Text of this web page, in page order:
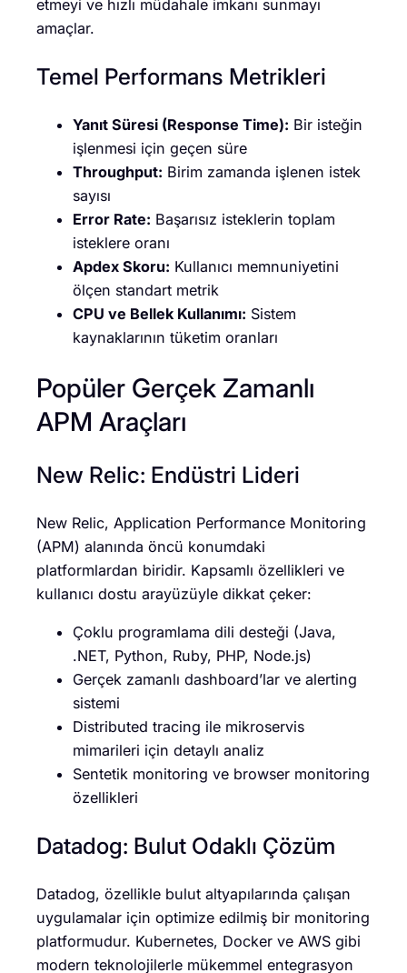
etmeyi ve hızlı müdahale imkanı sunmayı
amaçlar.
Temel Performans Metrikleri
Yanıt Süresi (Response Time): Bir isteğin
işlenmesi için geçen süre
Throughput: Birim zamanda işlenen istek
sayısı
Error Rate: Başarısız isteklerin toplam
isteklere oranı
Apdex Skoru: Kullanıcı memnuniyetini
ölçen standart metrik
CPU ve Bellek Kullanımı: Sistem
kaynaklarının tüketim oranları
Popüler Gerçek Zamanlı
APM Araçları
New Relic: Endüstri Lideri
New Relic, Application Performance Monitoring
(APM) alanında öncü konumdaki
platformlardan biridir. Kapsamlı özellikleri ve
kullanıcı dostu arayüzüyle dikkat çeker:
Çoklu programlama dili desteği (Java,
.NET, Python, Ruby, PHP, Node.js)
Gerçek zamanlı dashboard’lar ve alerting
sistemi
Distributed tracing ile mikroservis
mimarileri için detaylı analiz
Sentetik monitoring ve browser monitoring
özellikleri
Datadog: Bulut Odaklı Çözüm
Datadog, özellikle bulut altyapılarında çalışan
uygulamalar için optimize edilmiş bir monitoring
platformudur. Kubernetes, Docker ve AWS gibi
modern teknolojilerle mükemmel entegrasyon